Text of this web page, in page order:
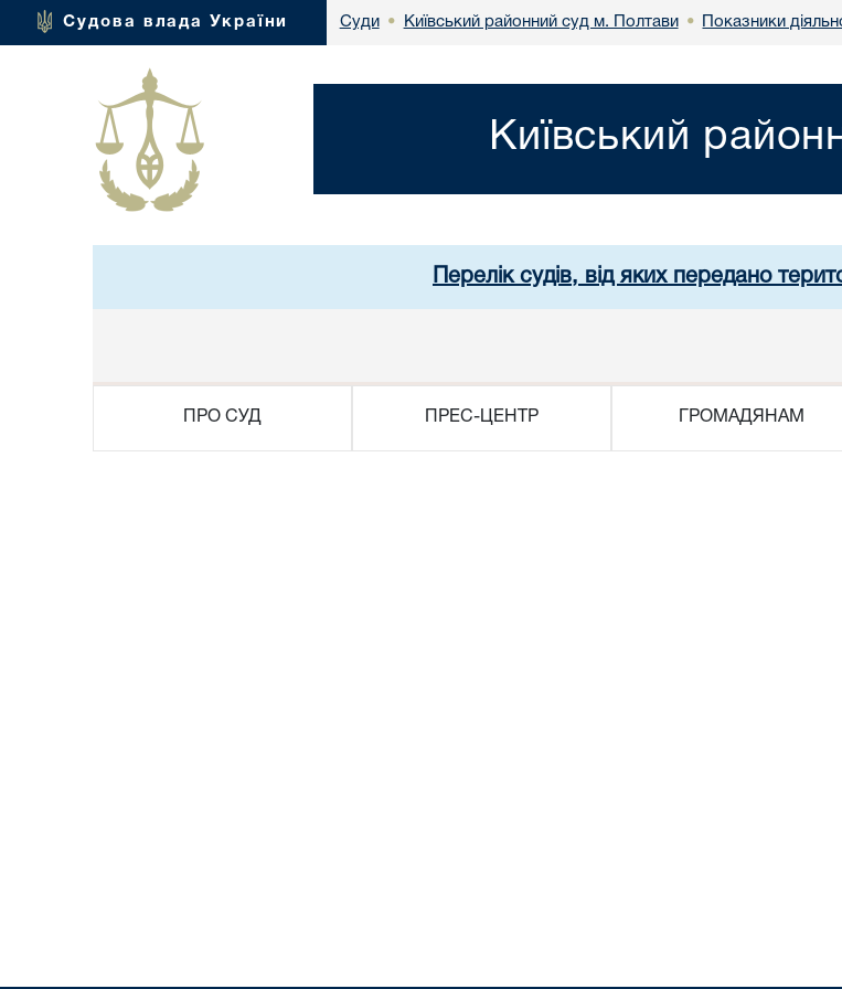
Судова влада України Суди • Київський районний суд м. Полтави • Показники
Київський
Перелік судів, від яких передано
ПРО СУД ПРЕС-ЦЕНТР ГРОМАДЯНАМ